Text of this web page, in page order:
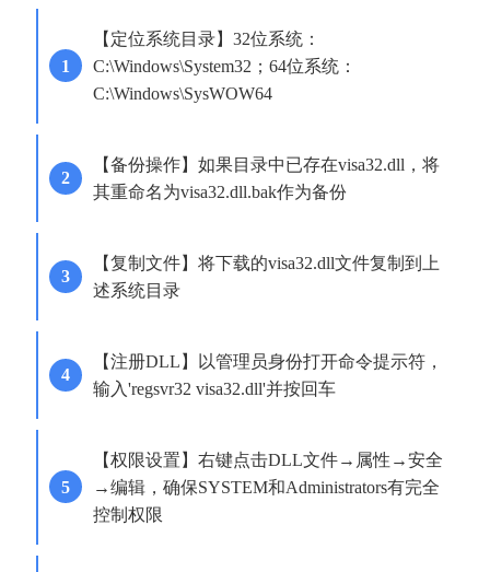
【定位系统目录】32位系统：
C:\Windows\System32；64位系统：
C:\Windows\SysWOW64
【备份操作】如果目录中已存在visa32.dll，将
其重命名为visa32.dll.bak作为备份
【复制文件】将下载的visa32.dll文件复制到上
述系统目录
【注册DLL】以管理员身份打开命令提示符，
输入'regsvr32 visa32.dll'并按回车
【权限设置】右键点击DLL文件→属性→安全
→编辑，确保SYSTEM和Administrators有完全
控制权限